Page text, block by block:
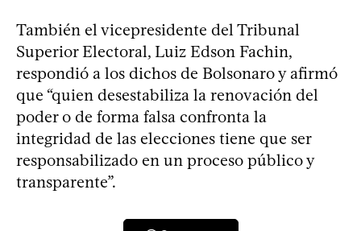
También el vicepresidente del Tribunal
Superior Electoral, Luiz Edson Fachin,
respondió a los dichos de Bolsonaro y afirmó
que “quien desestabiliza la renovación del
poder o de forma falsa confronta la
integridad de las elecciones tiene que ser
responsabilizado en un proceso público y
transparente”.